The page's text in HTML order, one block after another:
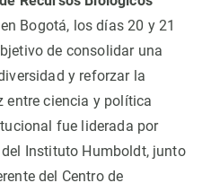
en Bogotá, los días 20 y 21
de consolidar una
y reforzar la
entre ciencia y política
fue liderada por
del Instituto Humboldt, junto
del Centro de